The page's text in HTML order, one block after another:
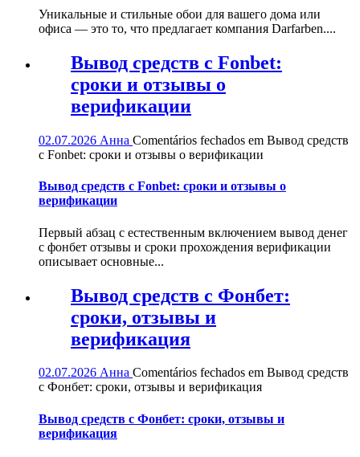
Уникальные и стильные обои для вашего дома или
офиса — это то, что предлагает компания Darfarben....
Вывод средств с Fonbet:
сроки и отзывы о
верификации
02.07.2026 Анна Comentários fechados em Вывод средств
с Fonbet: сроки и отзывы о верификации
Вывод средств с Fonbet: сроки и отзывы о
верификации
Первый абзац с естественным включением вывод денег
с фонбет отзывы и сроки прохождения верификации
описывает основные...
Вывод средств с Фонбет:
сроки, отзывы и
верификация
02.07.2026 Анна Comentários fechados em Вывод средств
с Фонбет: сроки, отзывы и верификация
Вывод средств с Фонбет: сроки, отзывы и
верификация